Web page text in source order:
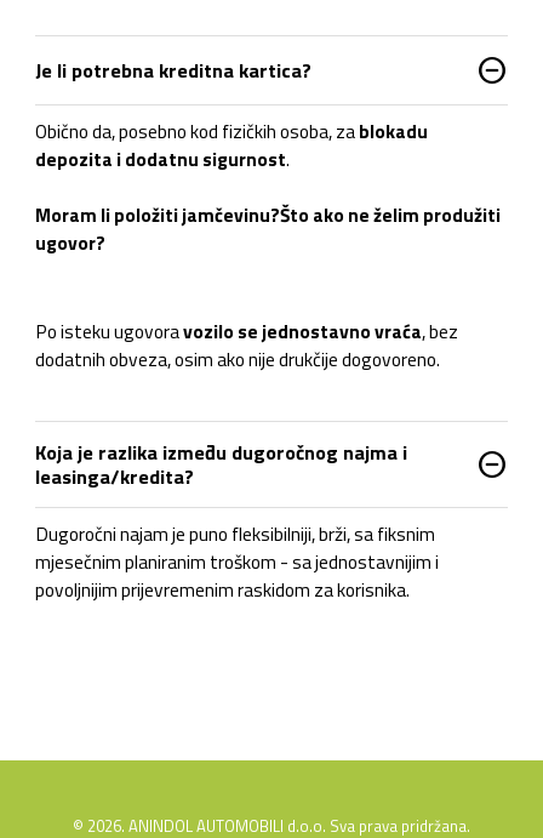
Je li potrebna kreditna kartica? do_not_disturb_on
Obično da, posebno kod fizičkih osoba, zablokadu
depozita i dodatnu sigurnost.
Moram li položiti jamčevinu?Što ako ne želim produžiti
ugovor?
Po isteku ugovoravozilo se jednostavno vraća, bez
dodatnih obveza, osim ako nije drukčije dogovoreno.
Koja je razlika između dugoročnog najma i
leasinga/kredita?
do_not_disturb_on
Dugoročni najam je puno fleksibilniji, brži, sa fiksnim
mjesečnim planiranim troškom - sa jednostavnijim i
povoljnijim prijevremenim raskidom za korisnika.
© 2026. ANINDOL AUTOMOBILI d.o.o. Sva prava pridržana.